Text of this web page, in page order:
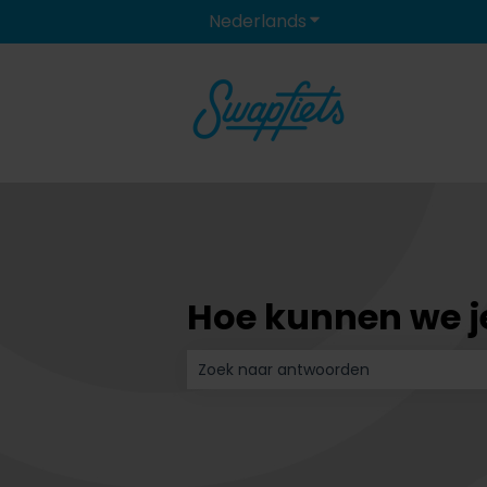
NederlandsSubmenu tonen voor
Hoe kunnen we